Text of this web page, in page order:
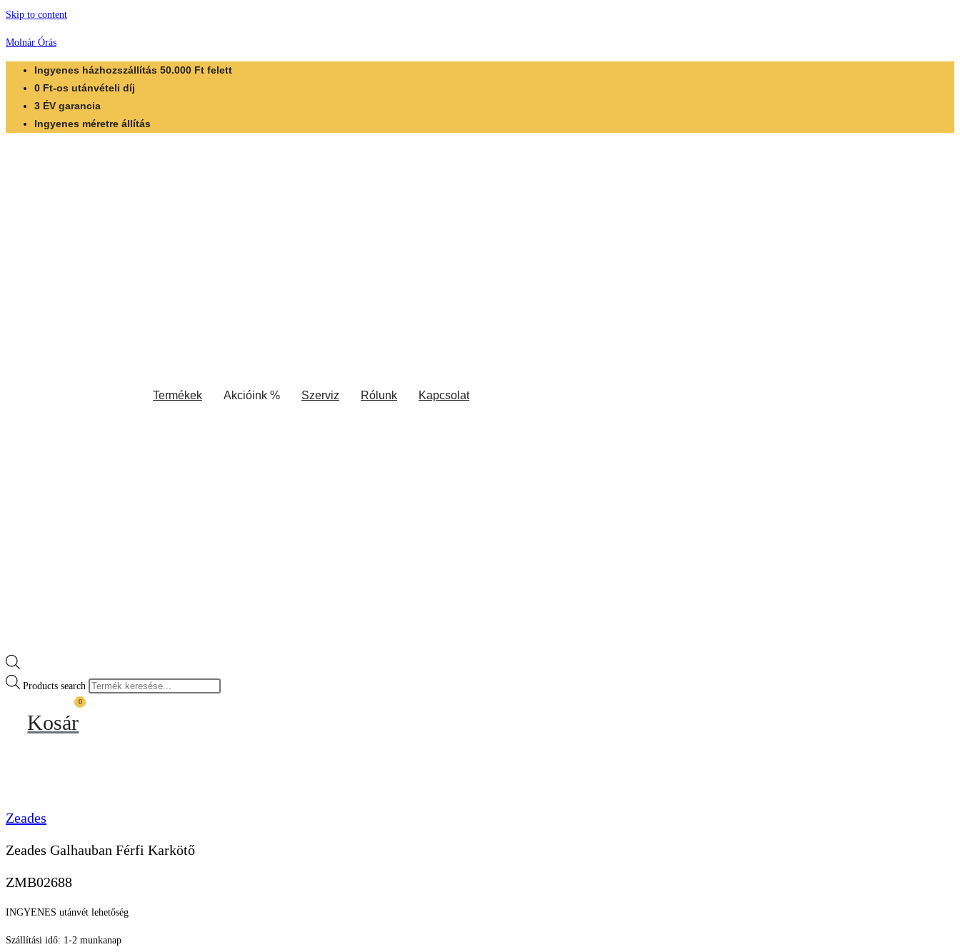
Skip to content
Molnár Órás
Ingyenes házhozszállítás 50.000 Ft felett
0 Ft-os utánvételi díj
3 ÉV garancia
Ingyenes méretre állítás
Termékek Akcióink % Szerviz Rólunk Kapcsolat
Products search
0
Kosár
Zeades
Zeades Galhauban Férfi Karkötő
ZMB02688
INGYENES utánvét lehetőség
Szállítási idő: 1-2 munkanap